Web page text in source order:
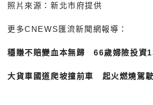
照片來源：新北市府提供
更多CNEWS匯流新聞網報導：
穩賺不賠變血本無歸 66歲婦險投資
大貨車國道爬坡撞前車 起火燃燒駕